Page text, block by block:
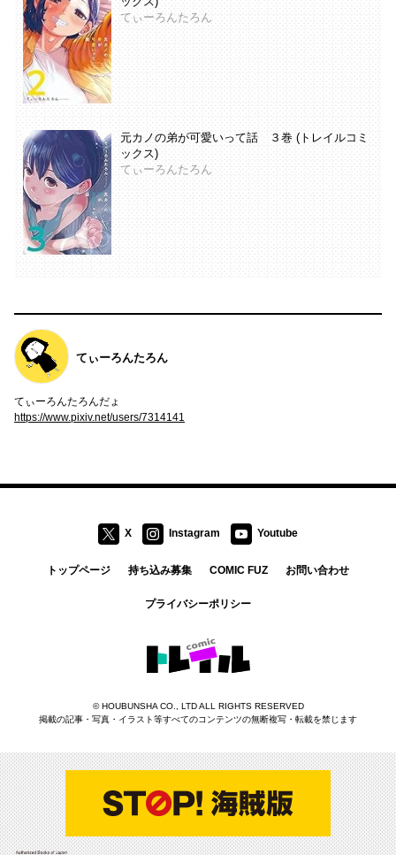
てぃーろんたろん
元カノの弟が可愛いって話 ３巻 (トレイルコミ
ックス)
てぃーろんたろん
てぃーろんたろん
てぃーろんたろんだょ
https://www.pixiv.net/users/7314141
X Instagram Youtube
トップページ 持ち込み募集 COMIC FUZ お問い合わせ
プライバシーポリシー
コミックトレイル
©HOUBUNSHA CO., LTDALL RIGHTS RESERVED
掲載の記事・写真・イラスト等すべてのコンテンツの無断複写・転載を禁じます